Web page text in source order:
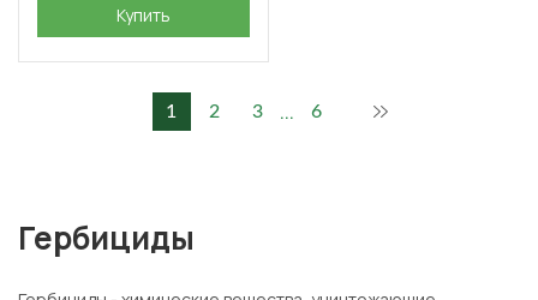
Купить
1 2 3 ... 6
Гербициды